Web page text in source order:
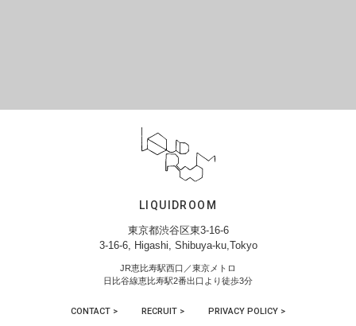
LIQUIDROOM
東京都渋谷区東3-16-6
3-16-6, Higashi, Shibuya-ku,Tokyo
JR恵比寿駅西口／東京メトロ
日比谷線恵比寿駅2番出口より徒歩3分
CONTACT > RECRUIT > PRIVACY POLICY >